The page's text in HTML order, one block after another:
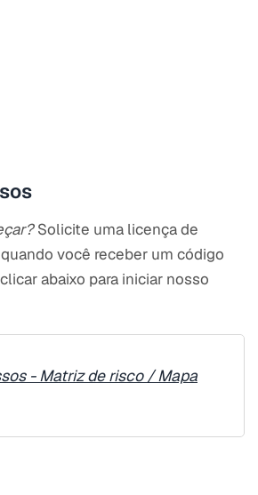
Solicite uma licença de
você receber um código
abaixo para iniciar nosso
- Matriz de risco / Mapa